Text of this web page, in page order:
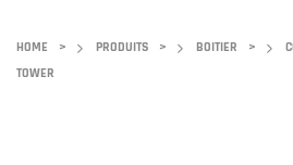
HOME > PRODUITS > BOITIER >
TOWER